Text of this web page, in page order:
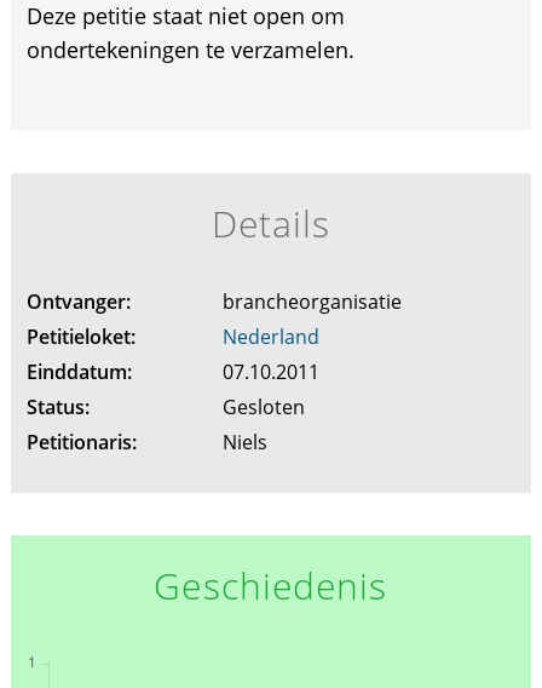
Deze petitie staat niet open om
ondertekeningen te verzamelen.
Details
Ontvanger:
brancheorganisatie
Petitieloket:
Nederland
Einddatum:
07.10.2011
Status:
Gesloten
Petitionaris:
Niels
Geschiedenis